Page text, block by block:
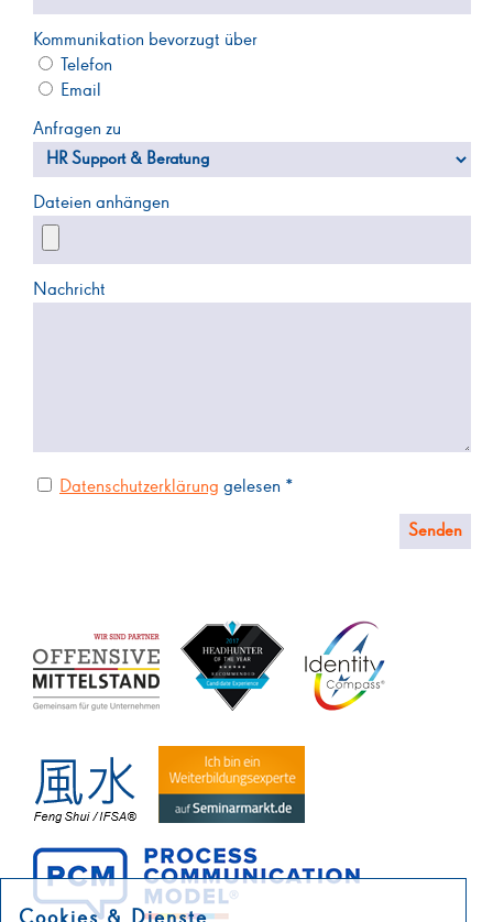
Kommunikation bevorzugt über
Telefon
Email
Anfragen zu
Dateien anhängen
Nachricht
Datenschutzerklärung gelesen *